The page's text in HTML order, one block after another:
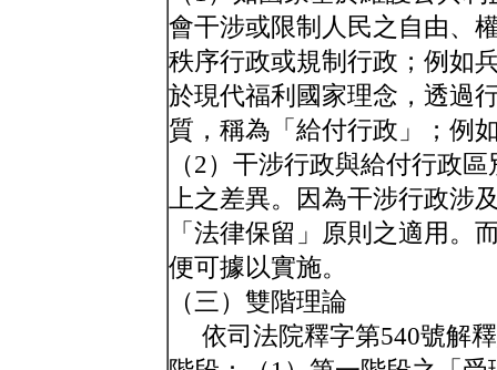
會干涉或限制人民之自由、
秩序行政或規制行政；例如
於現代福利國家理念，透過
質，稱為「給付行政」；例
（2）干涉行政與給付行政
上之差異。因為干涉行政涉
「法律保留」原則之適用。
便可據以實施。
（三）雙階理論
依司法院釋字第540號解